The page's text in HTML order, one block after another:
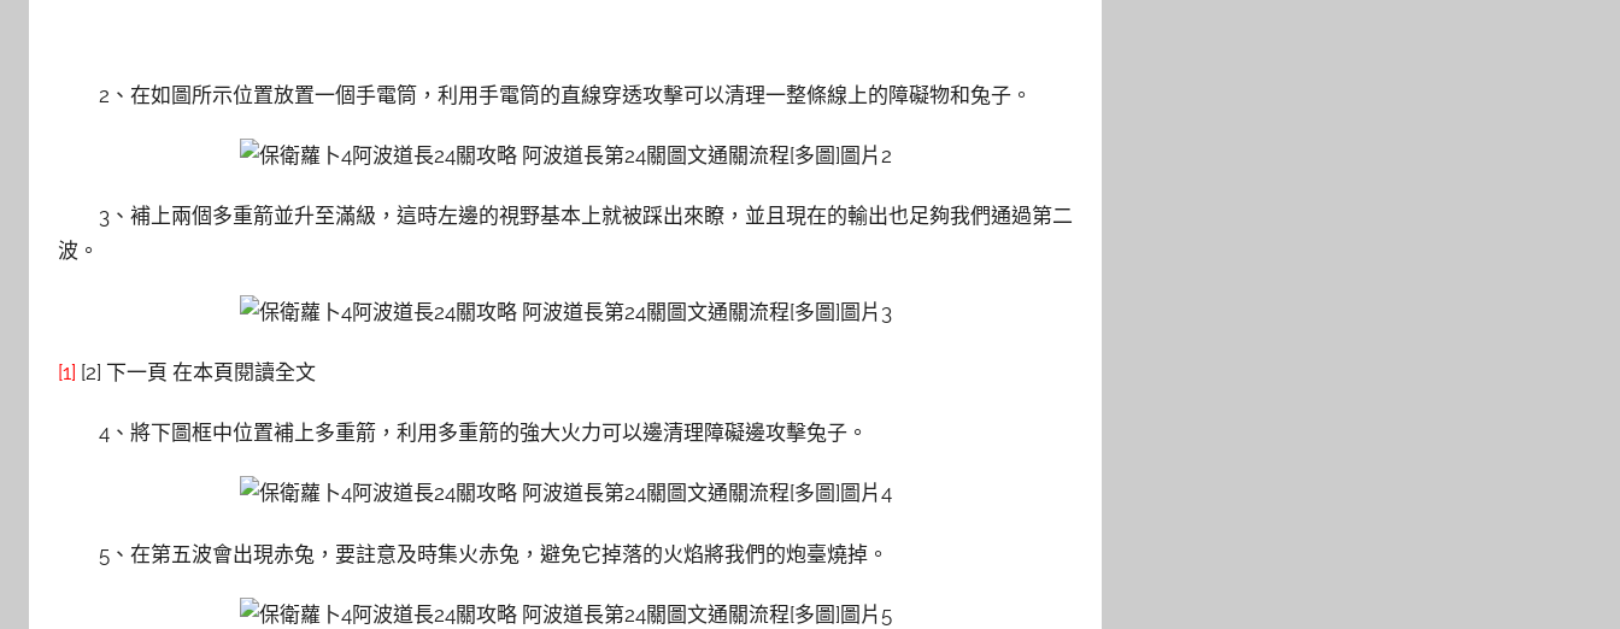
2、在如圖所示位置放置一個手電筒，利用手電筒的直線穿透攻擊可以清理一整條線上的障礙物和兔子。
3、補上兩個多重箭並升至滿級，這時左邊的視野基本上就被踩出來瞭，並且現在的輸出也足夠我們通過第二
波。
[1] [2] 下一頁 在本頁閱讀全文
4、將下圖框中位置補上多重箭，利用多重箭的強大火力可以邊清理障礙邊攻擊兔子。
5、在第五波會出現赤兔，要註意及時集火赤兔，避免它掉落的火焰將我們的炮臺燒掉。